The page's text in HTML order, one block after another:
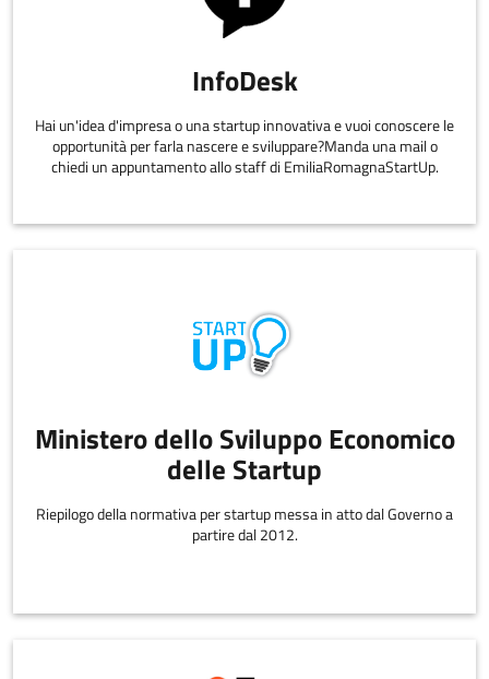
InfoDesk
Hai un'idea d'impresa o una startup innovativa e vuoi conoscere le
opportunità per farla nascere e sviluppare?Manda una mail o
chiedi un appuntamento allo staff di EmiliaRomagnaStartUp.
Ministero dello Sviluppo Economico
delle Startup
Riepilogo della normativa per startup messa in atto dal Governo a
partire dal 2012.